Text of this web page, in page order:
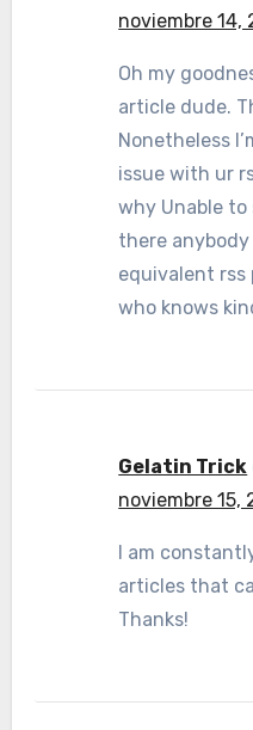
noviembre 14,
Oh my
article dude.
Nonetheless
issue with ur
why Unable to
there
equivalent rss
who knows
Gelatin Trick
noviembre 15,
I am
articles that
Thanks!